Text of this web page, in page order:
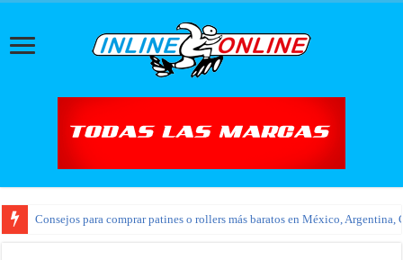
Consejos para comprar patines o rollers más baratos en México, Argentina,